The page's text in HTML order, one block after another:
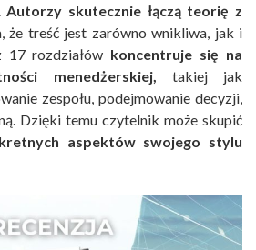
Autorzy skutecznie łączą teorię z
że treść jest zarówno wnikliwa, jak i
17 rozdziałów koncentruje się na
menedżerskiej,
takiej jak
zespołu, podejmowanie decyzji,
Dzięki temu czytelnik może skupić
aspektów swojego stylu